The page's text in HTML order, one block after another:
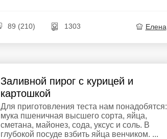
89 (210) 1303 Елена
Заливной пирог с курицей и
картошкой
Для приготовления теста нам понадобятся:
мука пшеничная высшего сорта, яйца,
сметана, майонез, сода, уксус и соль. В
глубокой посуде взбить яйца венчиком. ...